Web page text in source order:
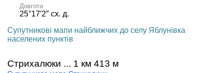
Довгота
25°17′2″ сх. д.
Супутникові мапи найближчих до селу Яблунівка
населених пунктів
Стрихалюки ... 1 км 413 м